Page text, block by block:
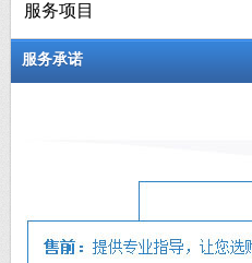
服务项目
服务承诺